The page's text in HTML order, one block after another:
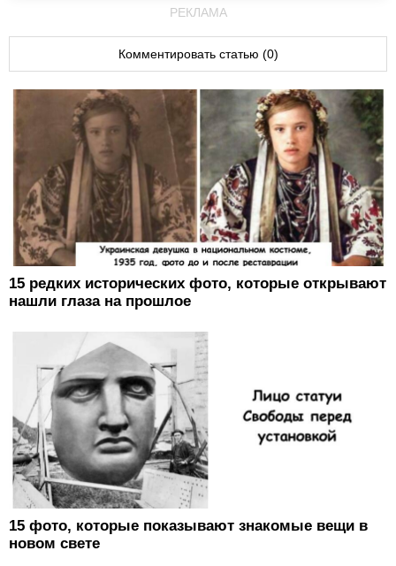
РЕКЛАМА
Комментировать статью (0)
15 редких исторических фото, которые открывают
нашли глаза на прошлое
15 фото, которые показывают знакомые вещи в
новом свете